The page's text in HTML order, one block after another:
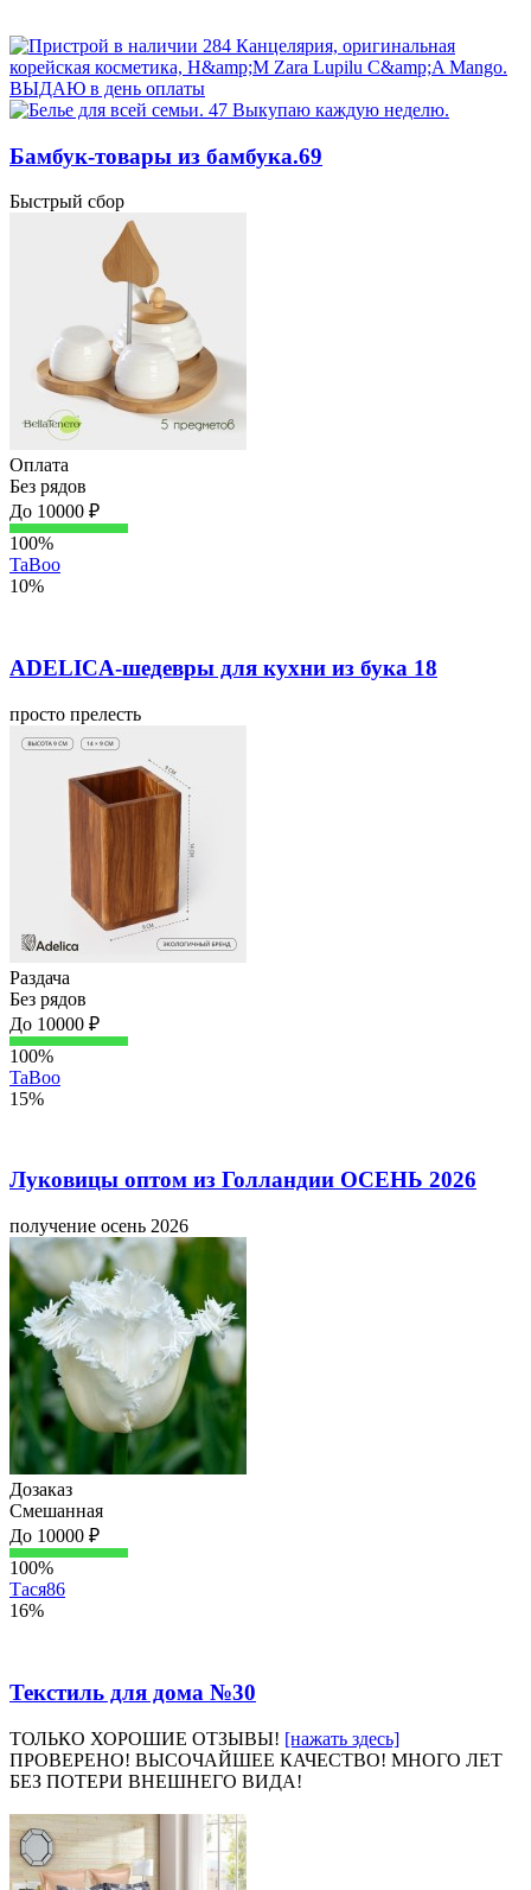
Бамбук-товары из бамбука.69
Быстрый сбор
Оплата
Без рядов
До 10000 ₽
100%
TaBoo
10%
ADELICA-шедевры для кухни из бука 18
просто прелесть
Раздача
Без рядов
До 10000 ₽
100%
TaBoo
15%
Луковицы оптом из Голландии ОСЕНЬ 2026
получение осень 2026
Дозаказ
Смешанная
До 10000 ₽
100%
Тася86
16%
Текстиль для дома №30
ТОЛЬКО ХОРОШИЕ ОТЗЫВЫ! [нажать здесь]
ПРОВЕРЕНО! ВЫСОЧАЙШЕЕ КАЧЕСТВО! МНОГО ЛЕТ
БЕЗ ПОТЕРИ ВНЕШНЕГО ВИДА!